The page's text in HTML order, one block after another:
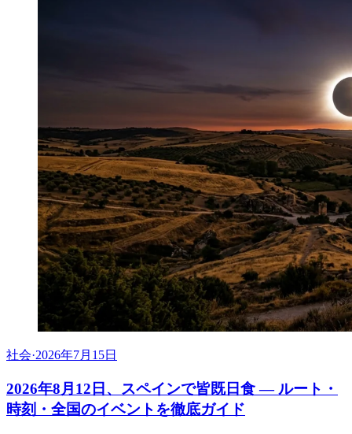
社会·2026年7月15日
2026年8月12日、スペインで皆既日食 ― ルート・
時刻・全国のイベントを徹底ガイド